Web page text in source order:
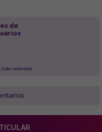
de
valorado